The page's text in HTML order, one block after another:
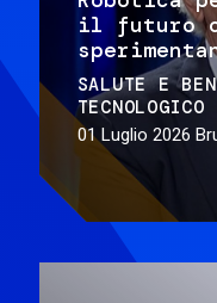
il futuro
SALUTE E
01 Luglio 2026